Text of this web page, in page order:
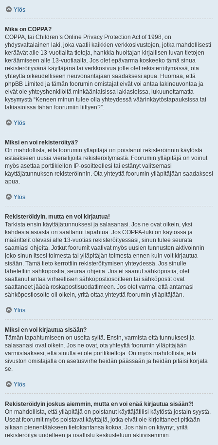
Ylös
Mikä on COPPA?
COPPA, tai Children’s Online Privacy Protection Act of 1998, on
yhdysvaltalainen laki, joka vaatii kaikkien verkkosivustojen, jotka mahdollisesti
keräävät alle 13-vuotiailta tietoja, hankkia huoltajan kirjallisen luvan tietojen
keräämiseen alle 13-vuotiaalta. Jos olet epävarma koskeeko tämä sinua
rekisteröityvänä käyttäjänä tai verkkosivua jolle olet rekisteröitymässä, ota
yhteyttä oikeudelliseen neuvonantajaan saadaksesi apua. Huomaa, että
phpBB Limited ja tämän foorumin omistajat eivät voi antaa lakineuvontaa ja
eivät ole yhteyshenkilöitä minkäänlaisissa lakiasioissa, lukuunottamatta
kysymystä “Keneen minun tulee olla yhteydessä väärinkäytöstapauksissa tai
lakiasioissa tähän foorumiin liittyen?”.
Ylös
Miksi en voi rekisteröityä?
On mahdollista, että foorumin ylläpitäjä on poistanut rekisteröinnin käytöstä
estääkseen uusia vierailijoita rekisteröitymästä. Foorumin ylläpitäjä on voinut
myös asettaa porttikiellon IP-osoitteellesi tai estänyt valitsemasi
käyttäjätunnuksen rekisteröinnin. Ota yhteyttä foorumin ylläpitäjään saadaksesi
apua.
Ylös
Rekisteröidyin, mutta en voi kirjautua!
Tarkista ensin käyttäjätunnuksesi ja salasanasi. Jos ne ovat oikein, yksi
kahdesta asiasta on saattanut tapahtua. Jos COPPA-tuki on käytössä ja
määrittelit olevasi alle 13-vuotias rekisteröityessäsi, sinun tulee seurata
saamiasi ohjeita. Jotkut foorumit vaativat myös uusien tunnusten aktivoinnin
joko sinun itsesi toimesta tai ylläpitäjän toimesta ennen kuin voit kirjautua
sisään. Tämä tieto kerrottiin rekisteröitymisen yhteydessä. Jos sinulle
lähetettiin sähköpostia, seuraa ohjeita. Jos et saanut sähköpostia, olet
saattanut antaa virheellisen sähköpostiosoitteen tai sähköpostit ovat
saattaneet jäädä roskapostisuodattimeen. Jos olet varma, että antamasi
sähköpostiosoite oli oikein, yritä ottaa yhteyttä foorumin ylläpitäjään.
Ylös
Miksi en voi kirjautua sisään?
Tämän tapahtumiseen on useita syitä. Ensin, varmista että tunnuksesi ja
salasanasi ovat oikein. Jos ne ovat, ota yhteyttä foorumin ylläpitäjään
varmistaaksesi, että sinulla ei ole porttikieltoja. On myös mahdollista, että
sivuston omistajalla on asetusvirhe heidän päässään ja heidän pitäisi korjata
se.
Ylös
Rekisteröidyin joskus aiemmin, mutta en voi enää kirjautua sisään?!
On mahdollista, että ylläpitäjä on poistanut käyttäjätilisi käytöstä jostain syystä.
Useat foorumit myös poistavat käyttäjiä, jotka eivät ole kirjoittaneet pitkään
aikaan pienentääkseen tietokantansa kokoa. Jos näin on käynyt, yritä
rekisteröityä uudelleen ja osallistu keskusteluun aktiivisemmin.